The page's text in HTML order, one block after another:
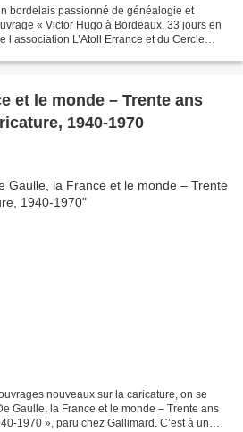
bordelais passionné de généalogie et
« Victor Hugo à Bordeaux, 33 jours en
l’association L’Atoll Errance et du Cercle
et le monde – Trente ans
1940-1970
nouveaux sur la caricature, on se
Gaulle, la France et le monde – Trente ans
1970 », paru chez Gallimard. C’est à un